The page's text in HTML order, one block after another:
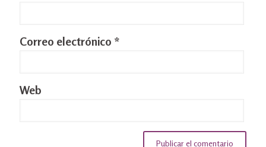
Correo electrónico *
Web